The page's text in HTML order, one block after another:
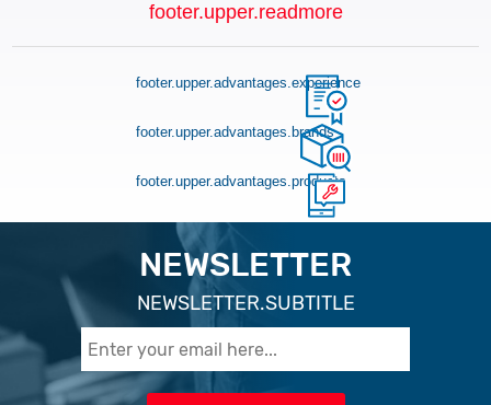
footer.upper.readmore
footer.upper.advantages.experience
footer.upper.advantages.brands
footer.upper.advantages.products
NEWSLETTER
NEWSLETTER.SUBTITLE